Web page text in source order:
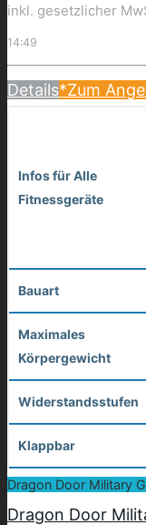
inkl. gesetzlicher
14:49
Details*Zum
Infos für Alle
Fitnessgeräte
Bauart
Maximales
Körpergewicht
Widerstandsstufen
Klappbar
Dragon Door Military
Dragon Door